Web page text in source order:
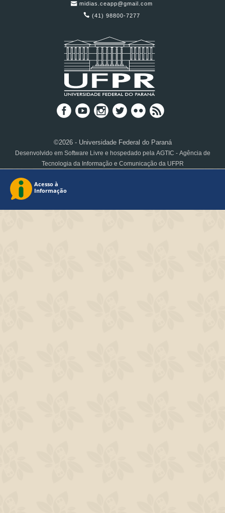
midias.ceapp@gmail.com
(41) 98800-7277
©2026 - Universidade Federal do Paraná
Desenvolvido em Software Livre e hospedado pela AGTIC - Agência de
Tecnologia da Informação e Comunicação da UFPR